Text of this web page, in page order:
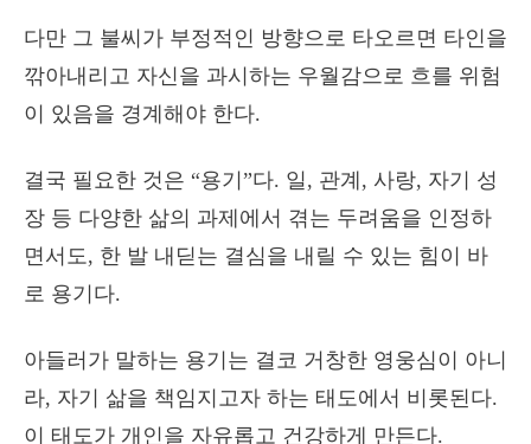
다만 그 불씨가 부정적인 방향으로 타오르면 타인을
깎아내리고 자신을 과시하는 우월감으로 흐를 위험
이 있음을 경계해야 한다.
결국 필요한 것은 “용기”다. 일, 관계, 사랑, 자기 성
장 등 다양한 삶의 과제에서 겪는 두려움을 인정하
면서도, 한 발 내딛는 결심을 내릴 수 있는 힘이 바
로 용기다.
아들러가 말하는 용기는 결코 거창한 영웅심이 아니
라, 자기 삶을 책임지고자 하는 태도에서 비롯된다.
이 태도가 개인을 자유롭고 건강하게 만든다.